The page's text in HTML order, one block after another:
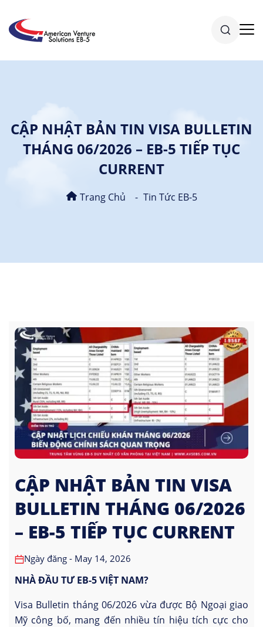
CẬP NHẬT BẢN TIN VISA BULLETIN
THÁNG 06/2026 – EB-5 TIẾP TỤC
CURRENT
Trang Chủ Tin Tức EB-5
CẬP NHẬT BẢN TIN VISA
BULLETIN THÁNG 06/2026
– EB-5 TIẾP TỤC CURRENT
Ngày đăng - May 14, 2026
NHÀ ĐẦU TƯ EB-5 VIỆT NAM?
Visa Bulletin tháng 06/2026 vừa được Bộ Ngoại giao
Mỹ công bố, mang đến nhiều tín hiệu tích cực cho